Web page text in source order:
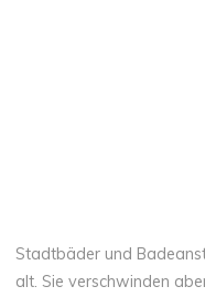
Stadtbäder und
alt. Sie verschwinden